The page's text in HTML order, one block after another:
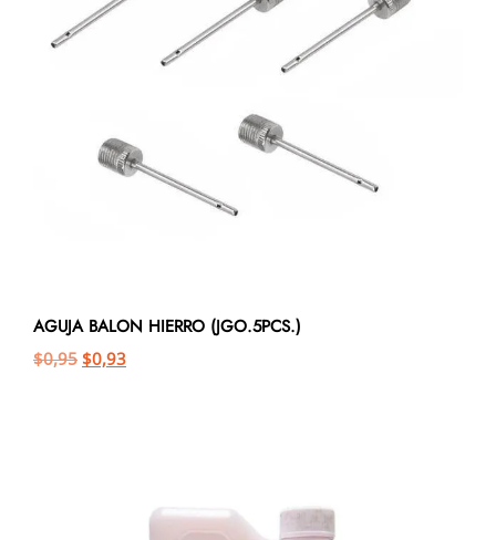
AGUJA BALON HIERRO (JGO.5PCS.)
$0,95 $0,93